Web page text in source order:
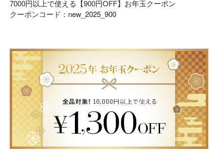
7000円以上で使える【900円OFF】 お年玉クーポン
クーポンコード：new_2025_900